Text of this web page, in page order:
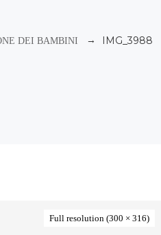
DEI BAMBINI → IMG_3988
Full resolution (300 × 316)